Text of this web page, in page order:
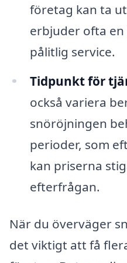
företag kan ta
erbjuder ofta
pålitlig service.
Tidpunkt för
också variera
snöröjningen
perioder, som
kan priserna
efterfrågan.
När du överväger
det viktigt att få